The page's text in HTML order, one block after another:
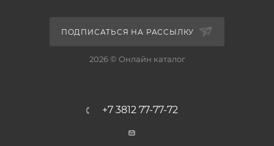
ПОДПИСАТЬСЯ НА РАССЫЛКУ
2026 © Онлайн каталог
+7 3812 77-77-72